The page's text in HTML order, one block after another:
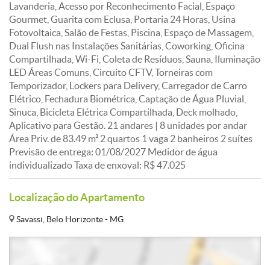
Lavanderia, Acesso por Reconhecimento Facial, Espaço
Gourmet, Guarita com Eclusa, Portaria 24 Horas, Usina
Fotovoltaica, Salão de Festas, Piscina, Espaço de Massagem,
Dual Flush nas Instalações Sanitárias, Coworking, Oficina
Compartilhada, Wi-Fi, Coleta de Resíduos, Sauna, Iluminação
LED Áreas Comuns, Circuito CFTV, Torneiras com
Temporizador, Lockers para Delivery, Carregador de Carro
Elétrico, Fechadura Biométrica, Captação de Água Pluvial,
Sinuca, Bicicleta Elétrica Compartilhada, Deck molhado,
Aplicativo para Gestão. 21 andares | 8 unidades por andar
Área Priv. de 83.49 m² 2 quartos 1 vaga 2 banheiros 2 suítes
Previsão de entrega: 01/08/2027 Medidor de água
individualizado Taxa de enxoval: R$ 47.025
Localização do Apartamento
Savassi, Belo Horizonte - MG